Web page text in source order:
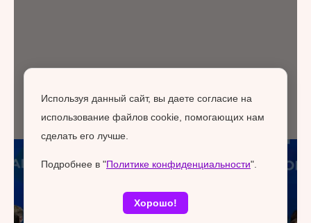
Используя данный сайт, вы даете согласие на
использование файлов cookie, помогающих нам
сделать его лучше.
Подробнее в "Политике конфиденциальности".
Хорошо!